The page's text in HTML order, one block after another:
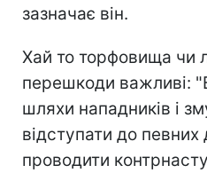
зазначає він.
Хай то торфовища чи
перешкоди важливі:
шляхи нападників і
відступати до
проводити